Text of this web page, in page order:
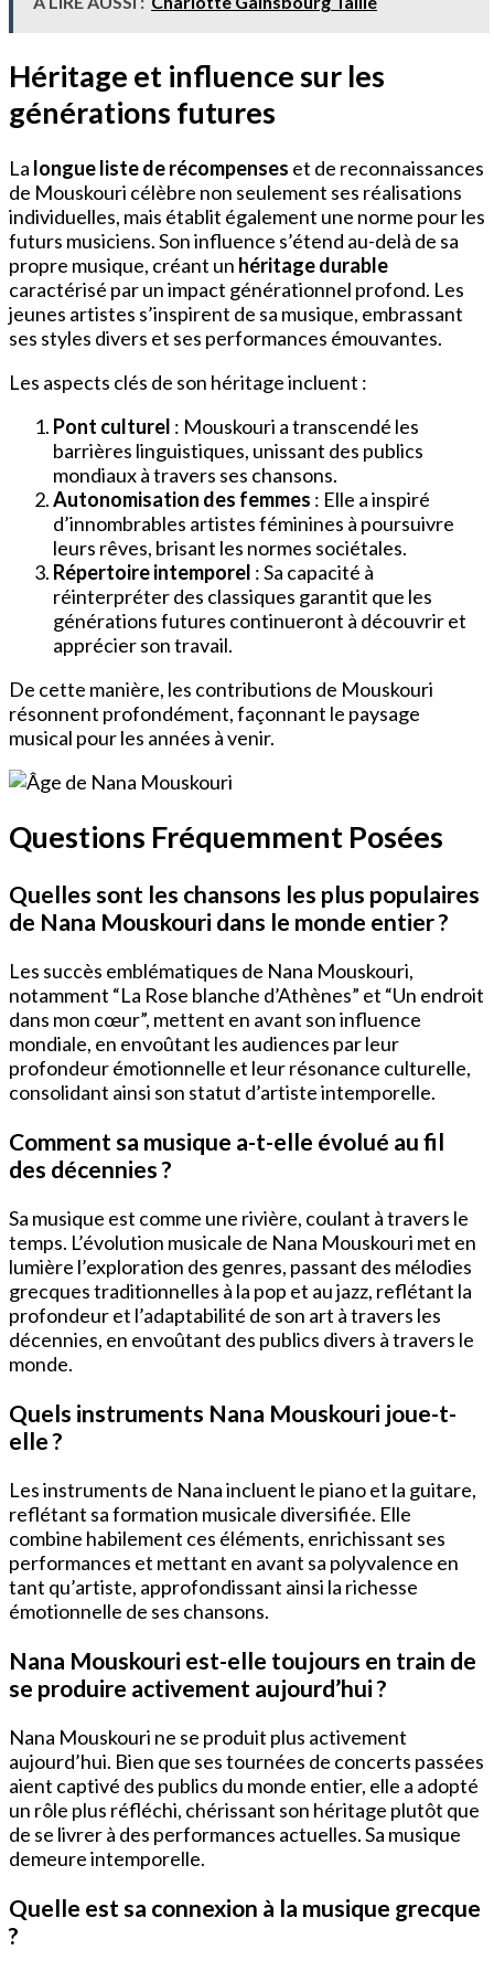
Héritage et influence sur les
générations futures
La longue liste de récompenses et de reconnaissances
de Mouskouri célèbre non seulement ses réalisations
individuelles, mais établit également une norme pour les
futurs musiciens. Son influence s’étend au-delà de sa
propre musique, créant un héritage durable
caractérisé par un impact générationnel profond. Les
jeunes artistes s’inspirent de sa musique, embrassant
ses styles divers et ses performances émouvantes.
Les aspects clés de son héritage incluent :
Pont culturel : Mouskouri a transcendé les
barrières linguistiques, unissant des publics
mondiaux à travers ses chansons.
Autonomisation des femmes : Elle a inspiré
d’innombrables artistes féminines à poursuivre
leurs rêves, brisant les normes sociétales.
Répertoire intemporel : Sa capacité à
réinterpréter des classiques garantit que les
générations futures continueront à découvrir et
apprécier son travail.
De cette manière, les contributions de Mouskouri
résonnent profondément, façonnant le paysage
musical pour les années à venir.
Questions Fréquemment Posées
Quelles sont les chansons les plus populaires
de Nana Mouskouri dans le monde entier ?
Les succès emblématiques de Nana Mouskouri,
notamment “La Rose blanche d’Athènes” et “Un endroit
dans mon cœur”, mettent en avant son influence
mondiale, en envoûtant les audiences par leur
profondeur émotionnelle et leur résonance culturelle,
consolidant ainsi son statut d’artiste intemporelle.
Comment sa musique a-t-elle évolué au fil
des décennies ?
Sa musique est comme une rivière, coulant à travers le
temps. L’évolution musicale de Nana Mouskouri met en
lumière l’exploration des genres, passant des mélodies
grecques traditionnelles à la pop et au jazz, reflétant la
profondeur et l’adaptabilité de son art à travers les
décennies, en envoûtant des publics divers à travers le
monde.
Quels instruments Nana Mouskouri joue-t-
elle ?
Les instruments de Nana incluent le piano et la guitare,
reflétant sa formation musicale diversifiée. Elle
combine habilement ces éléments, enrichissant ses
performances et mettant en avant sa polyvalence en
tant qu’artiste, approfondissant ainsi la richesse
émotionnelle de ses chansons.
Nana Mouskouri est-elle toujours en train de
se produire activement aujourd’hui ?
Nana Mouskouri ne se produit plus activement
aujourd’hui. Bien que ses tournées de concerts passées
aient captivé des publics du monde entier, elle a adopté
un rôle plus réfléchi, chérissant son héritage plutôt que
de se livrer à des performances actuelles. Sa musique
demeure intemporelle.
Quelle est sa connexion à la musique grecque
?